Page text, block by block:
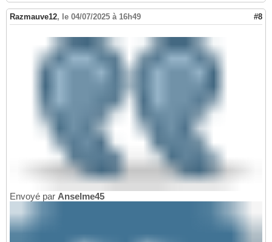
Razmauve12, le 04/07/2025 à 16h49 #8
Envoyé par Anselme45